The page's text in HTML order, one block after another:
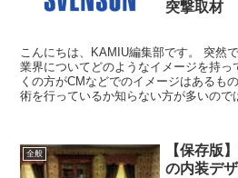
突撃取材
こんにちは、KAMIU編集部です。 突然
業界についてどのようなイメージを持っ
くの方がCMなどでのイメージはあるも
術を行っているか知らない方が多いので
全般
【保存版
の内装デ